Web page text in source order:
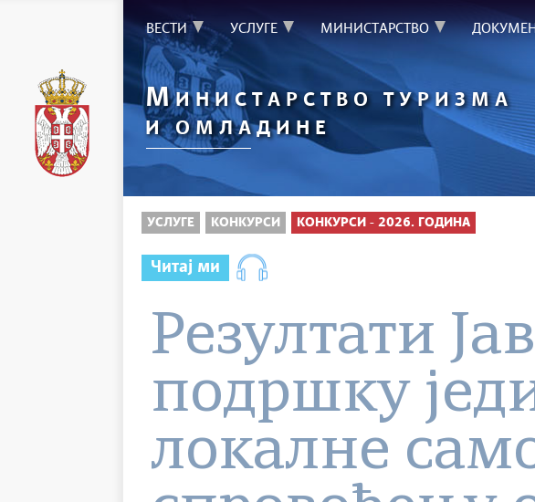
ВЕСТИ УСЛУГЕ МИНИСТАРСТВО
МИНИСТАРСТВО ТУРИЗМА
И ОМЛАДИНЕ
УСЛУГЕ КОНКУРСИ КОНКУРСИ - 2026. ГОДИНА
Читај ми
Резултати
подршку
локалне